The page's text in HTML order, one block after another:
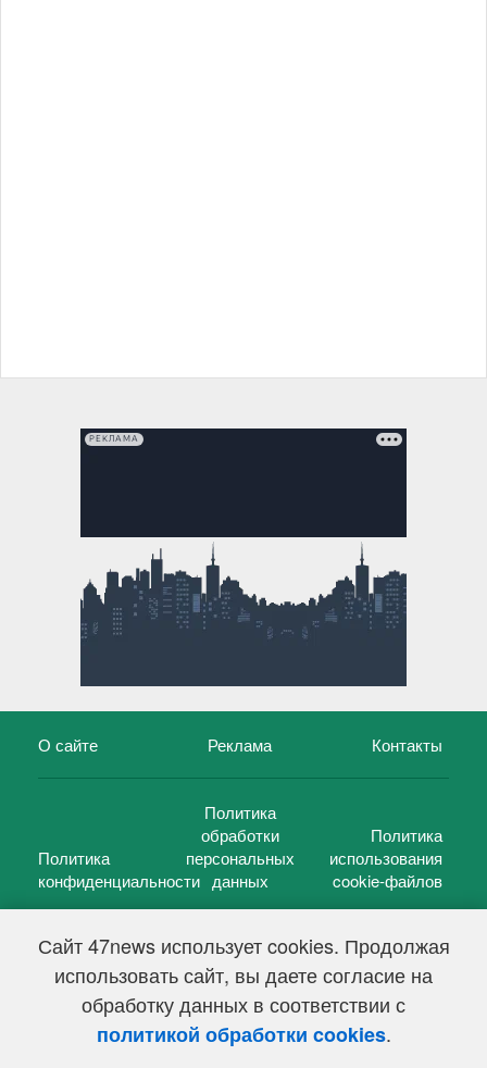
Сайт 47news использует cookies. Продолжая
использовать сайт, вы даете согласие на
обработку данных в соответствии с
политикой обработки cookies.
РЕКЛАМА
О сайте Реклама Контакты
Политика
конфиденциальности
Политика
обработки
персональных
данных
Политика
использования
cookie-файлов
47 новостей (47 news)2005 — 2026 г.
Свидетельство о регистрации СМИ Эл № ФС 77-39848, выдано
Федеральной службой по надзору в сфере связи,
информационных технологий и массовых коммуникаций